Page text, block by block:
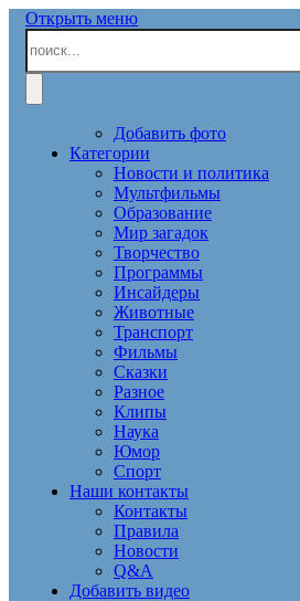
Открыть меню
Добавить фото
Категории
Новости и политика
Мультфильмы
Образование
Мир загадок
Творчество
Программы
Инсайдеры
Животные
Транспорт
Фильмы
Сказки
Разное
Клипы
Наука
Юмор
Спорт
Наши контакты
Контакты
Правила
Новости
Q&A
Добавить видео